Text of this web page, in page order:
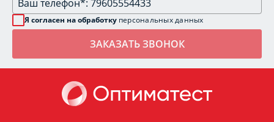
Я согласен на обработку персональных данных